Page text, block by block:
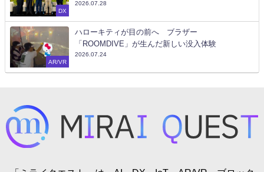
DX
2026.07.28
AR/VR
ハローキティが目の前へ ブラザー
「ROOMDIVE」が生んだ新しい没入体験
2026.07.24